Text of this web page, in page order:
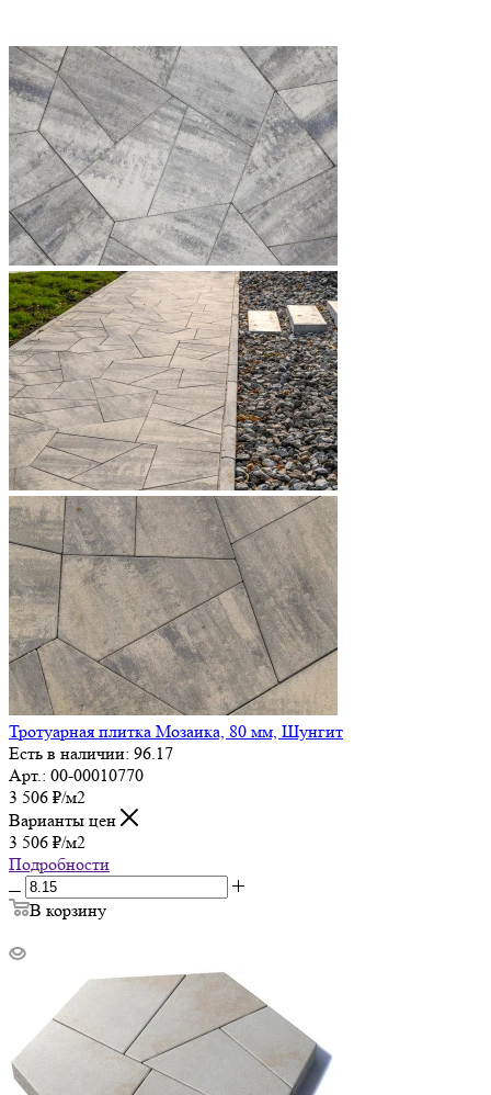
Тротуарная плитка Мозаика, 80 мм, Шунгит
Есть в наличии: 96.17
Арт.: 00-00010770
3 506 ₽/м2
Варианты цен
3 506 ₽/м2
Подробности
В корзину